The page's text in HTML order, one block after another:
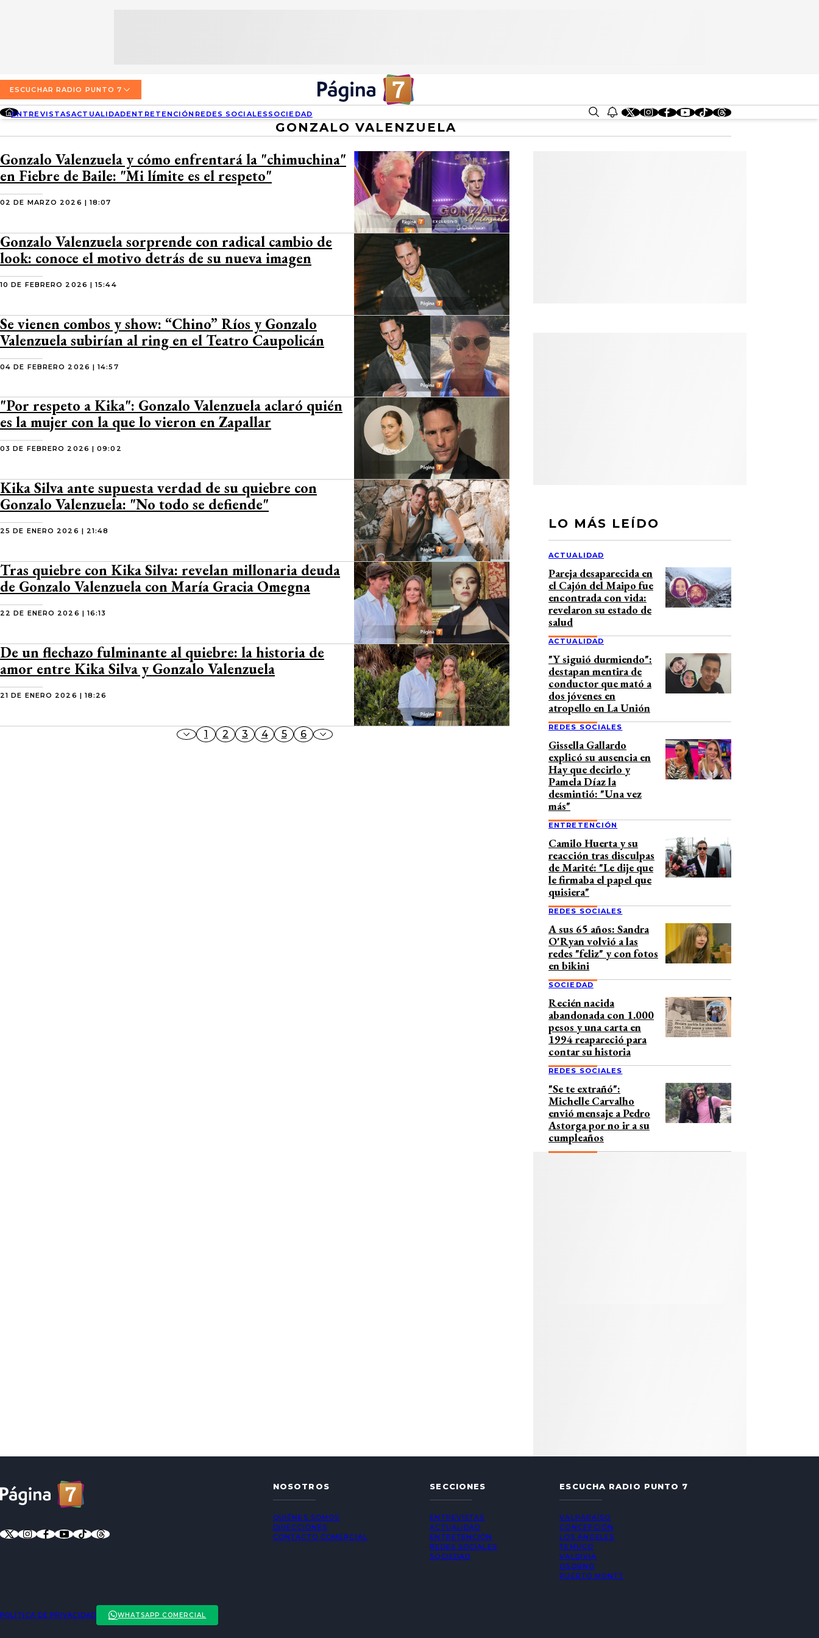
ACTUALIDAD
ENTRETENCIÓN
SOCIEDAD
CONCEPCIÓN
TEMUCO
VALDIVIA
PUERTO MONTT
QUIÉNES SOMOS
DIRECCIONES
CONTACTO COMERCIAL
TARIFAS POLÍTICAS PÁGINA 7
TARIFAS POLÍTICAS RADIO PUNTO 7
POLÍTICA DE PRIVACIDAD
ESCUCHAR RADIO PUNTO 7
ENTREVISTASACTUALIDADENTRETENCIÓN REDES SOCIALES SOCIEDAD
GONZALO VALENZUELA
Gonzalo Valenzuela y cómo enfrentará la "chimuchina"
en Fiebre de Baile: "Mi límite es el respeto"
02 DE MARZO 2026 | 18:07
Gonzalo Valenzuela sorprende con radical cambio de
look: conoce el motivo detrás de su nueva imagen
10 DE FEBRERO 2026 | 15:44
Se vienen combos y show: “Chino” Ríos y Gonzalo
Valenzuela subirían al ring en el Teatro Caupolicán
04 DE FEBRERO 2026 | 14:57
"Por respeto a Kika": Gonzalo Valenzuela aclaró quién
es la mujer con la que lo vieron en Zapallar
03 DE FEBRERO 2026 | 09:02
Kika Silva ante supuesta verdad de su quiebre con
Gonzalo Valenzuela: "No todo se defiende"
25 DE ENERO 2026 | 21:48
Tras quiebre con Kika Silva: revelan millonaria deuda
de Gonzalo Valenzuela con María Gracia Omegna
22 DE ENERO 2026 | 16:13
De un flechazo fulminante al quiebre: la historia de
amor entre Kika Silva y Gonzalo Valenzuela
21 DE ENERO 2026 | 18:26
1 2 3 4 5 6
LO MÁS LEÍDO
ACTUALIDAD
Pareja desaparecida en
el Cajón del Maipo fue
encontrada con vida:
revelaron su estado de
salud
ACTUALIDAD
"Y siguió durmiendo":
destapan mentira de
conductor que mató a
dos jóvenes en
atropello en La Unión
REDES SOCIALES
Gissella Gallardo
explicó su ausencia en
Hay que decirlo y
Pamela Díaz la
desmintió: "Una vez
más"
ENTRETENCIÓN
Camilo Huerta y su
reacción tras disculpas
de Marité: "Le dije que
le firmaba el papel que
quisiera"
REDES SOCIALES
A sus 65 años: Sandra
O'Ryan volvió a las
redes "feliz" y con fotos
en bikini
SOCIEDAD
Recién nacida
abandonada con 1.000
pesos y una carta en
1994 reapareció para
contar su historia
REDES SOCIALES
"Se te extrañó":
Michelle Carvalho
envió mensaje a Pedro
Astorga por no ir a su
cumpleaños
NOSOTROS
QUIÉNES SOMOS
DIRECCIONES
CONTACTO COMERCIAL
SECCIONES
ENTREVISTAS
ACTUALIDAD
ENTRETENCIÓN
REDES SOCIALES
SOCIEDAD
ESCUCHA RADIO PUNTO 7
VALPARAÍSO
CONCEPCIÓN
LOS ÁNGELES
TEMUCO
VALDIVIA
OSORNO
PUERTO MONTT
POLÍTICA DE PRIVACIDAD WHATSAPP COMERCIAL